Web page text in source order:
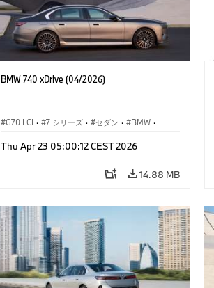
BMW 740 xDrive (04/2026)
G70 LCI · 7 シリーズ · セダン · BMW ·
M760e
Thu Apr 23 05:00:12 CEST 2026
14.88 MB